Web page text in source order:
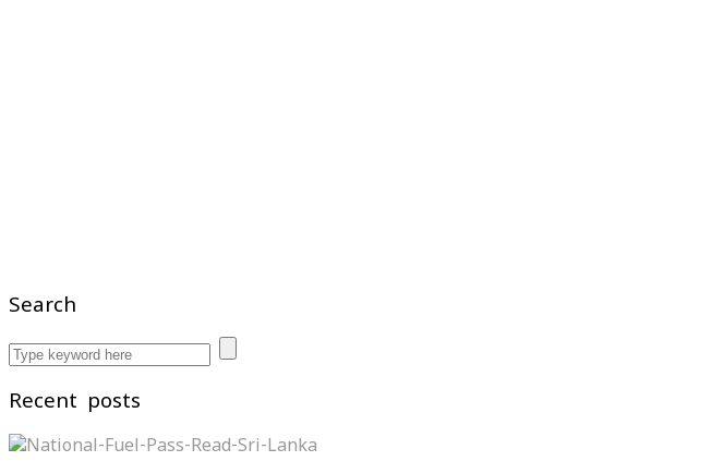
Search
Recent posts